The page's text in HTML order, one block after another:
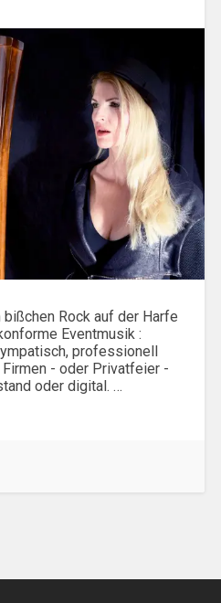
Rock auf der Harfe
Eventmusik :
professionell
- oder Privatfeier -
oder digital. …